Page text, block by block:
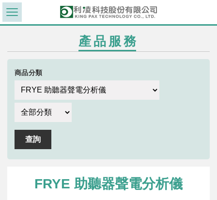
產品服務
商品分類
FRYE 助聽器聲電分析儀